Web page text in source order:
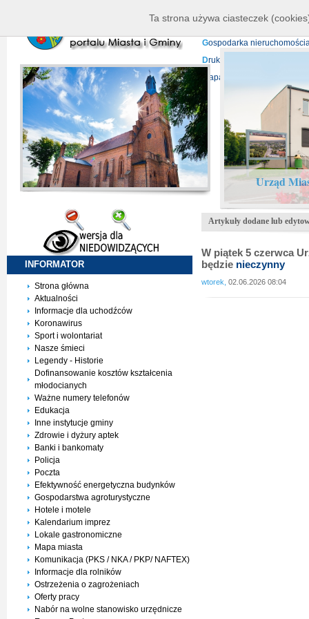
P
rojekty europejskie
Gospodarka
Druki do pobrania
Mapa serwisu
Urząd
INFORMATOR
Strona główna
Aktualności
Informacje dla uchodźców
Koronawirus
Sport i wolontariat
Nasze śmieci
Legendy - Historie
Dofinansowanie kosztów kształcenia
młodocianych
Ważne numery telefonów
Edukacja
Inne instytucje gminy
Zdrowie i dyżury aptek
Banki i bankomaty
Policja
Poczta
Efektywność energetyczna budynków
Gospodarstwa agroturystyczne
Hotele i motele
Kalendarium imprez
Lokale gastronomiczne
Mapa miasta
Komunikacja (PKS / NKA / PKP/ NAFTEX)
Informacje dla rolników
Ostrzeżenia o zagrożeniach
Oferty pracy
Nabór na wolne stanowisko urzędnicze
Artykuły dodane lub
W piątek 5 czerwca
będzie nieczynny
wtorek, 02.06.2026 08:04
Ta strona używa ciasteczek